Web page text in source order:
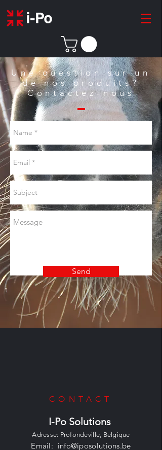
Une question sur un
de nos produits?
Contactez-nous
Send
CONTACT
I-Po Solutions
Adresse: Profondeville, Belgique
Email: info@iposolutions.be